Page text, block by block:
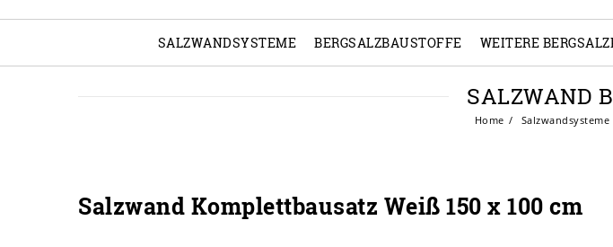
SALZWANDSYSTEME BERGSALZBAUSTOFFE WEITERE
SALZWAND
Home Salzwandsysteme
Salzwand Komplettbausatz Weiß 150 x 100 cm